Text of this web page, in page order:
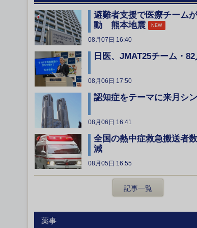
避難者支援で医療チーム
動 熊本地震
NEW
08月07日 16:40
日医、JMAT25チーム・
08月06日 17:50
認知症をテーマに来月シ
08月06日 16:41
全国の熱中症救急搬送者
減
08月05日 16:55
記事一覧
薬事